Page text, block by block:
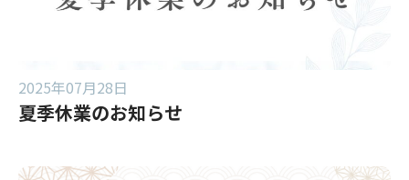
2025年07月28日
夏季休業のお知らせ